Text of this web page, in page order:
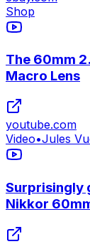
Shop
The 60mm
Macro Lens
youtube.com
Video•Jules
Surprisingly
Nikkor